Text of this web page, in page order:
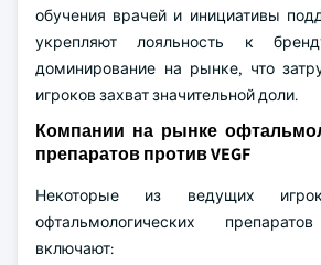
обучения врачей и инициативы
укрепляют лояльность к
доминирование на рынке, что
игроков захват значительной доли.
Компании на рынке
препаратов против VEGF
Некоторые из ведущих
офтальмологических
включают: